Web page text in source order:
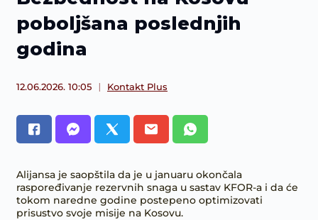
poboljšana poslednjih
godina
12.06.2026. 10:05 Kontakt Plus
Alijansa je saopštila da je u januaru okončala
raspoređivanje rezervnih snaga u sastav KFOR-a i da će
tokom naredne godine postepeno optimizovati
prisustvo svoje misije na Kosovu.